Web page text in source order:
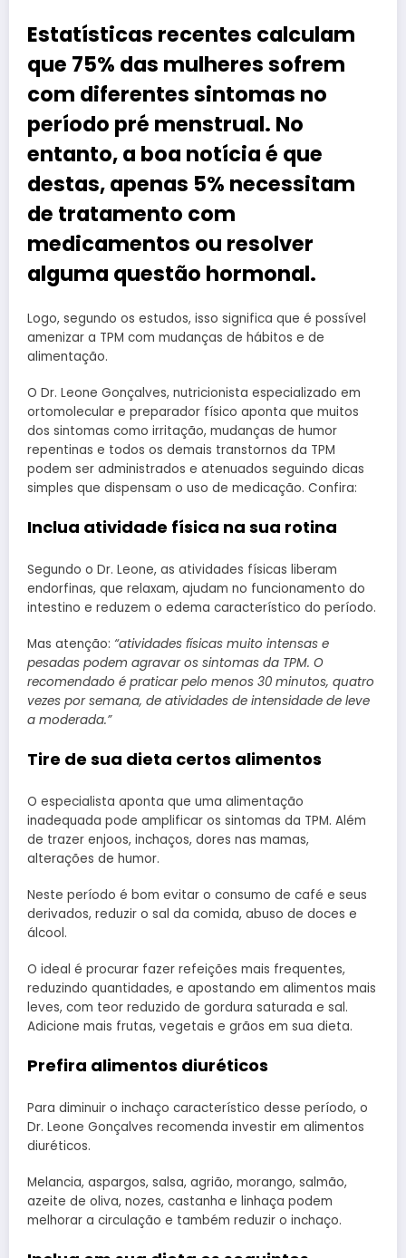
Estatísticas recentes calculam
que 75% das mulheres sofrem
com diferentes sintomas no
período pré menstrual. No
entanto, a boa notícia é que
destas, apenas 5% necessitam
de tratamento com
medicamentos ou resolver
alguma questão hormonal.
Logo, segundo os estudos, isso significa que é possível
amenizar a TPM com mudanças de hábitos e de
alimentação.
O Dr. Leone Gonçalves, nutricionista especializado em
ortomolecular e preparador físico aponta que muitos
dos sintomas como irritação, mudanças de humor
repentinas e todos os demais transtornos da TPM
podem ser administrados e atenuados seguindo dicas
simples que dispensam o uso de medicação. Confira:
Inclua atividade física na sua rotina
Segundo o Dr. Leone, as atividades físicas liberam
endorfinas, que relaxam, ajudam no funcionamento do
intestino e reduzem o edema característico do período.
Mas atenção: “atividades físicas muito intensas e
pesadas podem agravar os sintomas da TPM. O
recomendado é praticar pelo menos 30 minutos, quatro
vezes por semana, de atividades de intensidade de leve
a moderada.”
Tire de sua dieta certos alimentos
O especialista aponta que uma alimentação
inadequada pode amplificar os sintomas da TPM. Além
de trazer enjoos, inchaços, dores nas mamas,
alterações de humor.
Neste período é bom evitar o consumo de café e seus
derivados, reduzir o sal da comida, abuso de doces e
álcool.
O ideal é procurar fazer refeições mais frequentes,
reduzindo quantidades, e apostando em alimentos mais
leves, com teor reduzido de gordura saturada e sal.
Adicione mais frutas, vegetais e grãos em sua dieta.
Prefira alimentos diuréticos
Para diminuir o inchaço característico desse período, o
Dr. Leone Gonçalves recomenda investir em alimentos
diuréticos.
Melancia, aspargos, salsa, agrião, morango, salmão,
azeite de oliva, nozes, castanha e linhaça podem
melhorar a circulação e também reduzir o inchaço.